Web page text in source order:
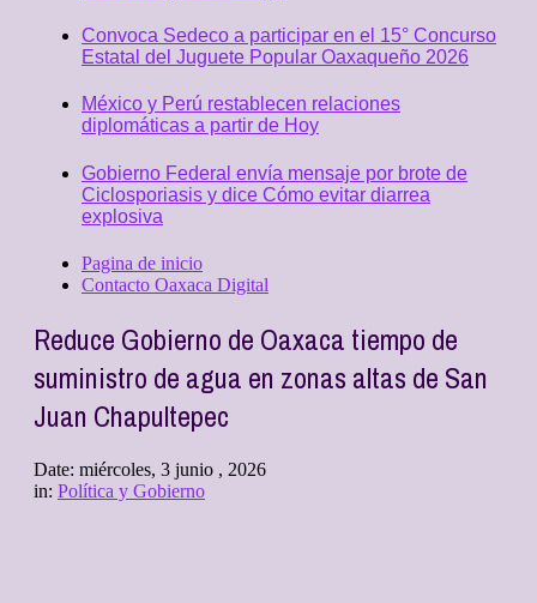
Convoca Sedeco a participar en el 15° Concurso
Estatal del Juguete Popular Oaxaqueño 2026
México y Perú restablecen relaciones
diplomáticas a partir de Hoy
Gobierno Federal envía mensaje por brote de
Ciclosporiasis y dice Cómo evitar diarrea
explosiva
Pagina de inicio
Contacto Oaxaca Digital
Reduce Gobierno de Oaxaca tiempo de
suministro de agua en zonas altas de San
Juan Chapultepec
Date: miércoles, 3 junio , 2026
in: Política y Gobierno